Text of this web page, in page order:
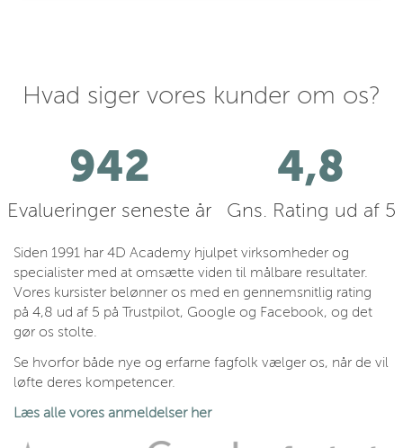
Hvad siger vores kunder om os?
1076
Evalueringer seneste år
4,8
Gns. Rating ud af 5
Siden 1991 har 4D Academy hjulpet virksomheder og
specialister med at omsætte viden til målbare resultater.
Vores kursister belønner os med en gennemsnitlig rating
på 4,8 ud af 5 på Trustpilot, Google og Facebook, og det
gør os stolte.
Se hvorfor både nye og erfarne fagfolk vælger os, når de vil
løfte deres kompetencer.
Læs alle vores anmeldelser her